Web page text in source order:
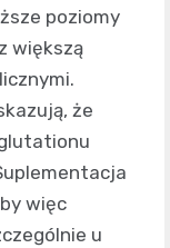
poziomy
większą
że
więc
u